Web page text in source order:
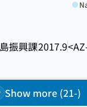
振興課2017.9
Show more (21-)